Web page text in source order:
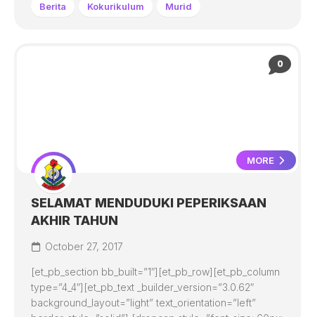
Berita Kokurikulum Murid
0
MORE
SELAMAT MENDUDUKI PEPERIKSAAN
AKHIR TAHUN
October 27, 2017
[et_pb_section bb_built=”1″][et_pb_row][et_pb_column
type=”4_4″][et_pb_text _builder_version=”3.0.62″
background_layout=”light” text_orientation=”left”